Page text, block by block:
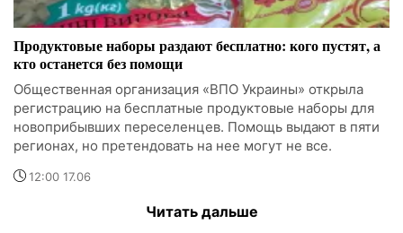
Продуктовые наборы раздают бесплатно: кого пустят, а
кто останется без помощи
Общественная организация «ВПО Украины» открыла
регистрацию на бесплатные продуктовые наборы для
новоприбывших переселенцев. Помощь выдают в пяти
регионах, но претендовать на нее могут не все.
12:00 17.06
Читать дальше